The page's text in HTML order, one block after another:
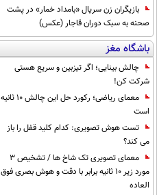
بازیگران زن سریال «بامداد خمار» در پشت
صحنه به سبک دوران قاجار (عکس)
باشگاه مغز
چالش بینایی؛ اگر تیزبین و سریع هستی
شرکت کن!
معمای ریاضی؛ رکورد حل این چالش 10 ثانیه
است
تست هوش تصویری: کدام کلید قفل را باز
می کند؟
معمای تصویری تک شاخ ها / تشخیص 3
مورد زیر 10 ثانیه برابر با دقت و هوش بصری فوق
العاده